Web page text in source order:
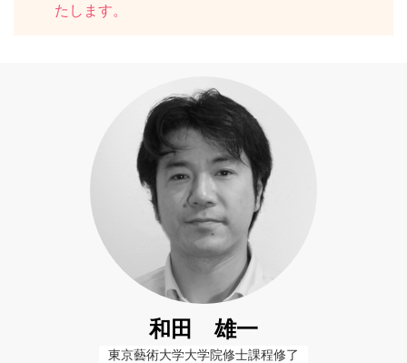
たします。
和田 雄一
東京藝術大学大学院修士課程修了